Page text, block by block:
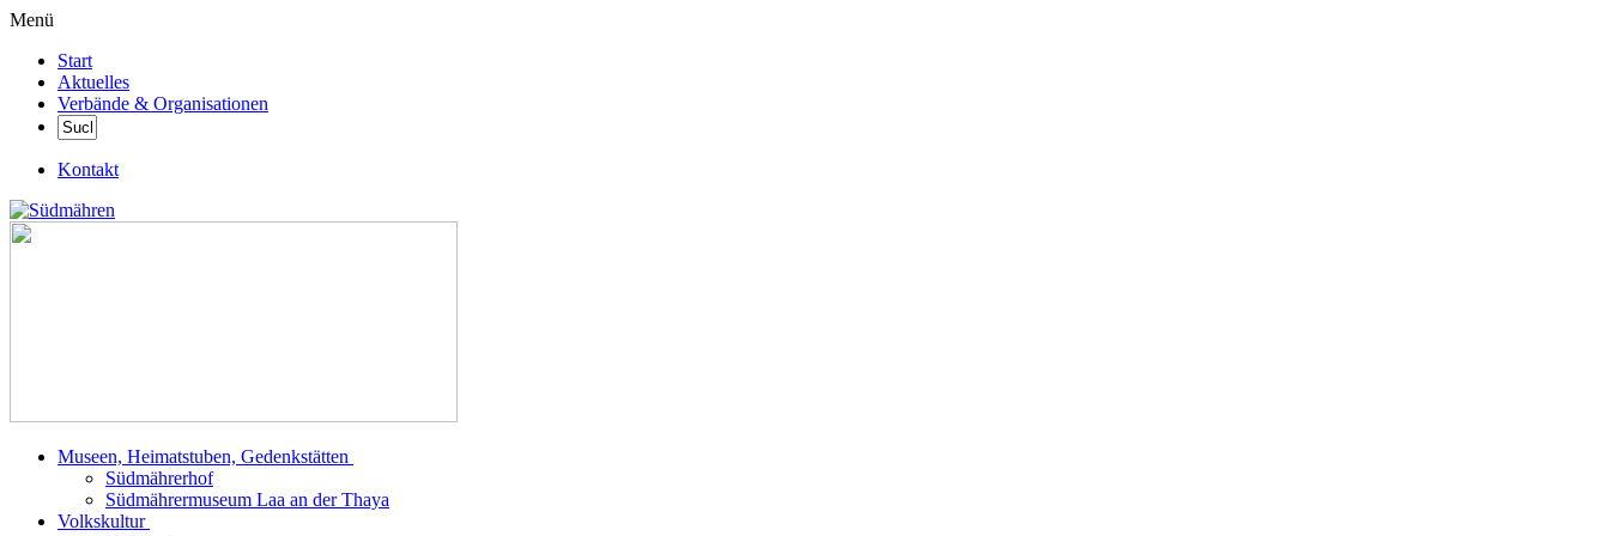
Menü
Start
Aktuelles
Verbände & Organisationen
Kontakt
Museen, Heimatstuben, Gedenkstätten
Südmährerhof
Südmährermuseum Laa an der Thaya
Volkskultur